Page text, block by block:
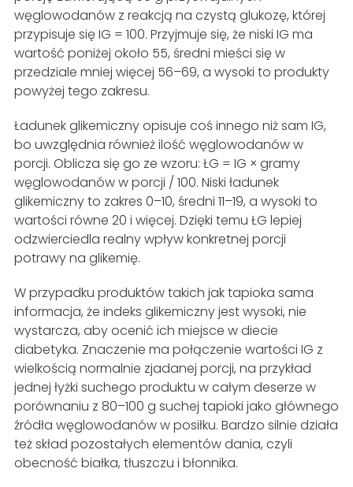
węglowodanów z reakcją na czystą glukozę, której
przypisuje się IG = 100. Przyjmuje się, że niski IG ma
wartość poniżej około 55, średni mieści się w
przedziale mniej więcej 56–69, a wysoki to produkty
powyżej tego zakresu.
Ładunek glikemiczny opisuje coś innego niż sam IG,
bo uwzględnia również ilość węglowodanów w
porcji. Oblicza się go ze wzoru: ŁG = IG × gramy
węglowodanów w porcji / 100. Niski ładunek
glikemiczny to zakres 0–10, średni 11–19, a wysoki to
wartości równe 20 i więcej. Dzięki temu ŁG lepiej
odzwierciedla realny wpływ konkretnej porcji
potrawy na glikemię.
W przypadku produktów takich jak tapioka sama
informacja, że indeks glikemiczny jest wysoki, nie
wystarcza, aby ocenić ich miejsce w diecie
diabetyka. Znaczenie ma połączenie wartości IG z
wielkością normalnie zjadanej porcji, na przykład
jednej łyżki suchego produktu w całym deserze w
porównaniu z 80–100 g suchej tapioki jako głównego
źródła węglowodanów w posiłku. Bardzo silnie działa
też skład pozostałych elementów dania, czyli
obecność białka, tłuszczu i błonnika.